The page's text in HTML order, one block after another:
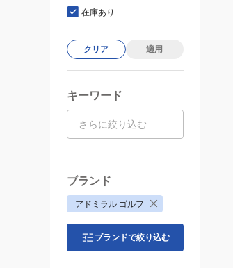
在庫あり
クリア 適用
キーワード
ブランド
アドミラル ゴルフ
ブランドで絞り込む